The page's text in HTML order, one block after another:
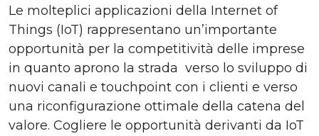
Le molteplici applicazioni della Internet of
Things (IoT) rappresentano un’importante
opportunità per la competitività delle imprese
in quanto aprono la strada verso lo sviluppo di
nuovi canali e touchpoint con i clienti e verso
una riconfigurazione ottimale della catena del
valore. Cogliere le opportunità derivanti da IoT